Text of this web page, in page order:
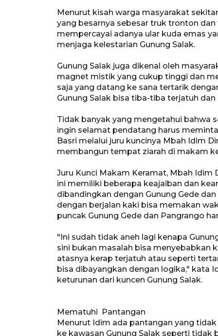
Menurut kisah warga masyarakat
yang besarnya sebesar truk tronton
mempercayai adanya ular kuda emas
menjaga kelestarian Gunung Salak.
Gunung Salak juga dikenal oleh
magnet mistik yang cukup tinggi dan
saja yang datang ke sana tertarik
Gunung Salak bisa tiba-tiba terjatuh
Tidak banyak yang mengetahui bahwa
ingin selamat pendatang harus
Basri melalui juru kuncinya Mbah Idim
membangun tempat ziarah di makam
Juru Kunci Makam Keramat, Mbah Idim
ini memiliki beberapa keajaiban dan
dibandingkan dengan Gunung Gede
dengan berjalan kaki bisa memakan
puncak Gunung Gede dan Pangrango
"Ini sudah tidak aneh lagi kenapa
sini bukan masalah bisa menyebabkan
atasnya kerap terjatuh atau seperti
bisa dibayangkan dengan logika," kata
keturunan dari kuncen Gunung Salak.
Mematuhi Pantangan
Menurut Idim ada pantangan yang
ke kawasan Gunung Salak seperti